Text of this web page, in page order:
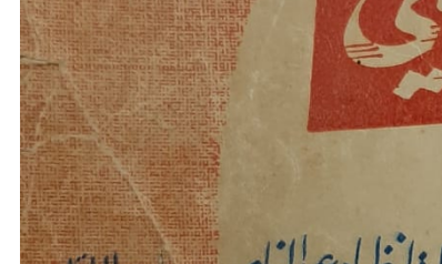
نوفمبر 27, 2024
انجازات نتنياهو !
نوفمبر 27, 2024